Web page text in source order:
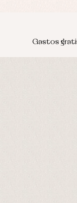
Gastos